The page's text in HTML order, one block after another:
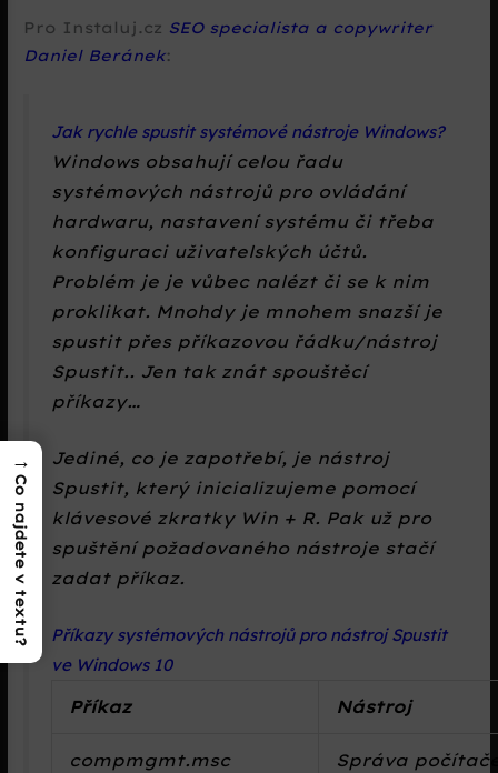
Pro Instaluj.cz SEO specialista a copywriter
Daniel Beránek:
Jak rychle spustit systémové nástroje Windows?
Windows obsahují celou řadu
systémových nástrojů pro ovládání
hardwaru, nastavení systému či třeba
konfiguraci uživatelských účtů.
Problém je je vůbec nalézt či se k nim
proklikat. Mnohdy je mnohem snazší je
spustit přes příkazovou řádku/nástroj
Spustit.. Jen tak znát spouštěcí
příkazy…
Jediné, co je zapotřebí, je nástroj
Spustit, který inicializujeme pomocí
klávesové zkratky Win + R. Pak už pro
spuštění požadovaného nástroje stačí
zadat příkaz.
Příkazy systémových nástrojů pro nástroj Spustit
ve Windows 10
Příkaz
Nástroj
compmgmt.msc Správa
→
Co najdete v textu?